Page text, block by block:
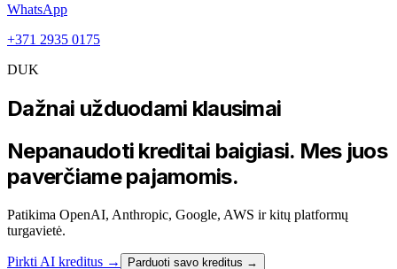
WhatsApp
+371 2935 0175
DUK
Dažnai užduodami klausimai
Nepanaudoti kreditai baigiasi. Mes juos
paverčiame pajamomis.
Patikima OpenAI, Anthropic, Google, AWS ir kitų platformų
turgavietė.
Pirkti AI kreditus → Parduoti savo kreditus →